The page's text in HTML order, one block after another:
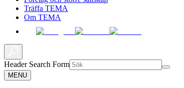
Träffa TEMA
Om TEMA
Header Search Form
MENU